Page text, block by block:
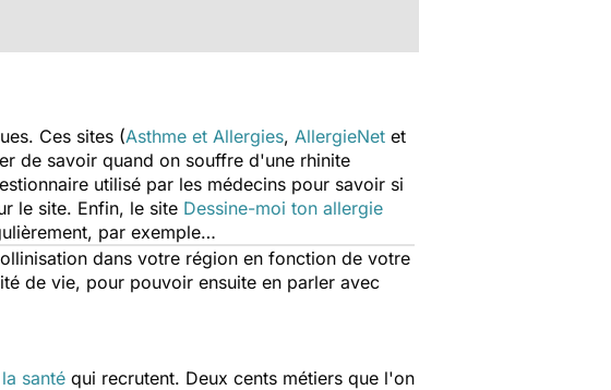
Ces sites (Asthme et Allergies, AllergieNet et
de savoir quand on souffre d'une rhinite
utilisé par les médecins pour savoir si
le site. Enfin, le site Dessine-moi ton allergie
par exemple…
dans votre région en fonction de votre
de vie, pour pouvoir ensuite en parler avec
santé qui recrutent. Deux cents métiers que l'on